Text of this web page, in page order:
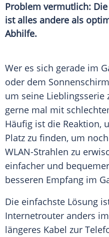
Problem vermutlich:
ist alles andere als
Abhilfe.
Wer es sich gerade im
oder dem
um seine Lieblingsserie
gerne mal mit
Häufig ist die Reaktion,
Platz zu finden, um
WLAN-Strahlen zu
einfacher und
besseren Empfang im
Die einfachste Lösung
Internetrouter anders
längeres Kabel zur